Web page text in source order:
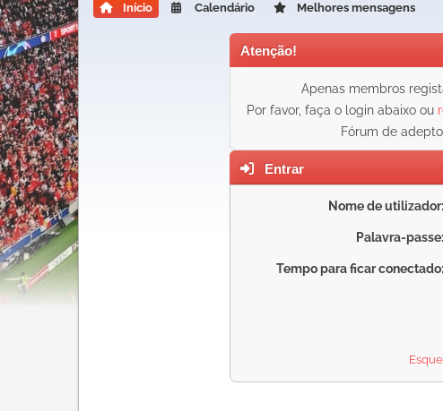
Início Calendário Melhores mensagens
Atenção!
Apenas membros
Por favor, faça o login abaixo ou
Fórum de
Entrar
Nome de utilizador:
Palavra-passe:
Tempo para ficar conectado: